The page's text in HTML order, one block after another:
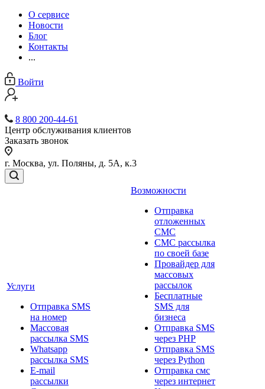
О сервисе
Новости
Блог
Контакты
...
Войти
8 800 200-44-61
Центр обслуживания клиентов
Заказать звонок
г. Москва, ул. Поляны, д. 5А, к.3
Услуги
Отправка SMS
на номер
Массовая
рассылка SMS
Whatsapp
рассылка SMS
E-mail
рассылки
Возможности
Отправка
отложенных
СМС
СМС рассылка
по своей базе
Провайдер для
массовых
рассылок
Бесплатные
SMS для
бизнеса
Отправка SMS
через PHP
Отправка SMS
через Python
Отправка смс
через интернет